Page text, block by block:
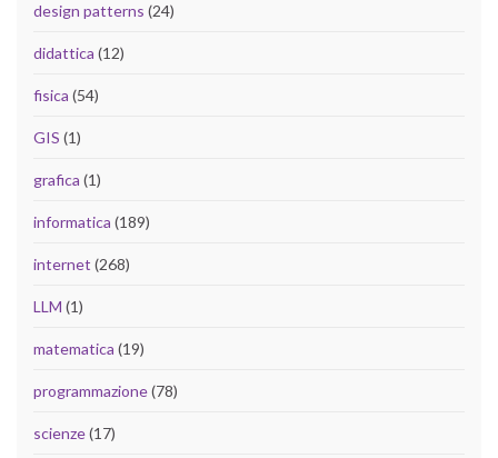
design patterns (24)
didattica (12)
fisica (54)
GIS (1)
grafica (1)
informatica (189)
internet (268)
LLM (1)
matematica (19)
programmazione(78)
scienze(17)